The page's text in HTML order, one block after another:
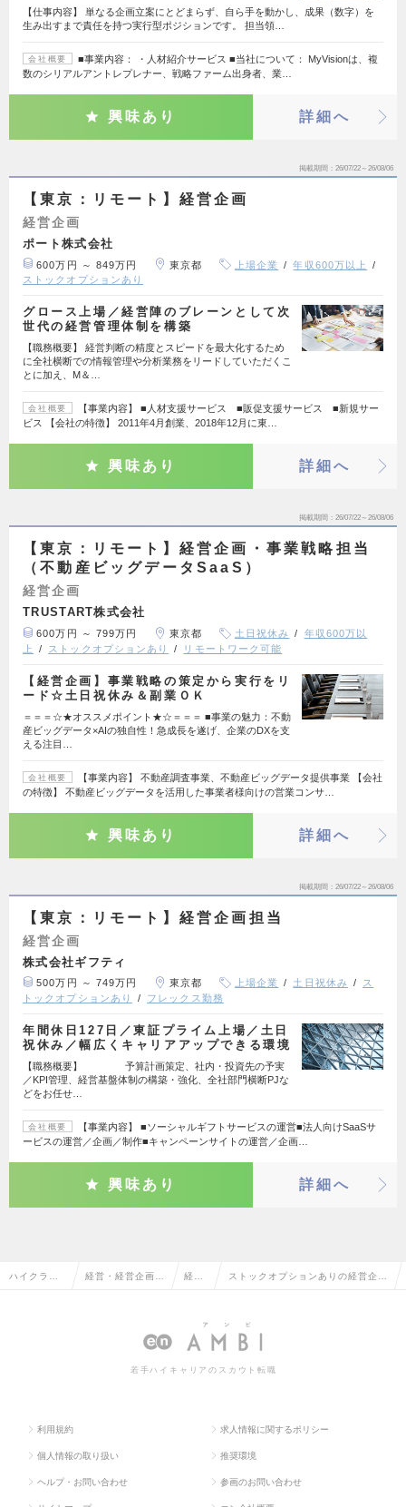
【仕事内容】 単なる企画立案にとどまらず、自ら手を動かし、成果（数字）を
生み出すまで責任を持つ実行型ポジションです。 担当領…
会社概要
■事業内容： ・人材紹介サービス ■当社について： MyVisionは、複
数のシリアルアントレプレナー、戦略ファーム出身者、業…
興味あり 詳細へ
掲載期間 26/07/22～26/08/06
【東京：リモート】経営企画
経営企画
ポート株式会社
600万円 ～ 849万円 東京都 上場企業
年収600万以上
ストックオプションあり
グロース上場／経営陣のブレーンとして次
世代の経営管理体制を構築
【職務概要】 経営判断の精度とスピードを最大化するため
に全社横断での情報管理や分析業務をリードしていただくこ
とに加え、M＆…
会社概要
【事業内容】 ■人材支援サービス ■販促支援サービス ■新規サー
ビス 【会社の特徴】 2011年4月創業、2018年12月に東…
興味あり 詳細へ
掲載期間 26/07/22～26/08/06
【東京：リモート】経営企画・事業戦略担当
（不動産ビッグデータSaaS）
経営企画
TRUSTART株式会社
600万円 ～ 799万円 東京都 土日祝休み
年収600万以
上
ストックオプションあり リモートワーク可能
【経営企画】事業戦略の策定から実行をリ
ード☆土日祝休み＆副業ＯＫ
＝＝＝☆★オススメポイント★☆＝＝＝ ■事業の魅力：不動
産ビッグデータ×AIの独自性！急成長を遂げ、企業のDXを支
える注目…
会社概要
【事業内容】 不動産調査事業、不動産ビッグデータ提供事業 【会社
の特徴】 不動産ビッグデータを活用した事業者様向けの営業コンサ…
興味あり 詳細へ
掲載期間 26/07/22～26/08/06
【東京：リモート】経営企画担当
経営企画
株式会社ギフティ
500万円 ～ 749万円 東京都 上場企業 土日祝休み
ス
トックオプションあり
フレックス勤務
年間休日127日／東証プライム上場／土日
祝休み／幅広くキャリアアップできる環境
【職務概要】 予算計画策定、社内・投資先の予実
／KPI管理、経営基盤体制の構築・強化、全社部門横断PJな
どをお任せ…
会社概要
【事業内容】 ■ソーシャルギフトサービスの運営■法人向けSaaSサ
ービスの運営／企画／制作■キャンペーンサイトの運営／企画…
興味あり 詳細へ
ハイクラス 経営・経営企画・ 経営 ストックオプションありの経営企画
若手ハイキャリアのスカウト転職
利用規約 求人情報に関するポリシー
個人情報の取り扱い 推奨環境
ヘルプ・お問い合わせ 参画のお問い合わせ